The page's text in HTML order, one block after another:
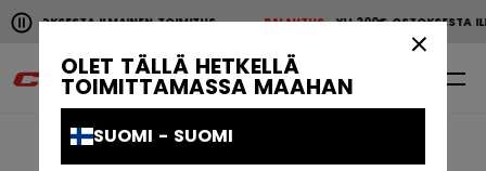
OLET TÄLLÄ HETKELLÄ
TOIMITTAMASSA MAAHAN
SUOMI - SUOMI
Pause the horizontal scroll animation.
ILMAINEN TOIMITUSPALAUTUS YLI 200€ OSTOKSESTA
YLI 200€ OSTOKSESTA ILMAINEN TOIMITUS